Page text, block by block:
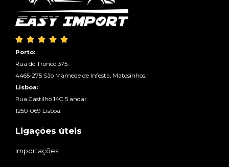
    
Porto:
Rua do Tronco 375.
4465-275 São Mamede de Infesta, Matosinhos.
Lisboa:
Rua Castilho 14C 5 andar.
1250-069 Lisboa.
Ligações úteis
Importações